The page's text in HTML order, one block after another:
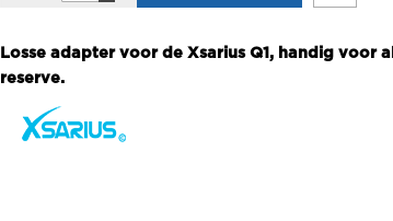
Losse adapter voor de Xsarius Q1, handig voor
reserve.